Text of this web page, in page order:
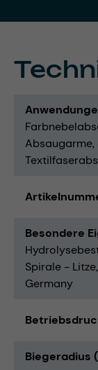
Absaugarme
Besondere
Spirale - Litze
Germany
Biegeradius